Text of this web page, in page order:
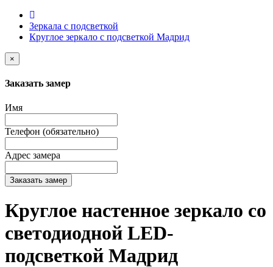
Зеркала с подсветкой
Круглое зеркало с подсветкой Мадрид
×
Заказать замер
Имя
Телефон (обязательно)
Адрес замера
Заказать замер
Круглое настенное зеркало со
светодиодной LED-
подсветкой Мадрид